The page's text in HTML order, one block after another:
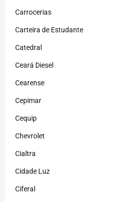
Carrocerias
Carteira de Estudante
Catedral
Ceará Diesel
Cearense
Cepimar
Cequip
Chevrolet
Cialtra
Cidade Luz
Ciferal